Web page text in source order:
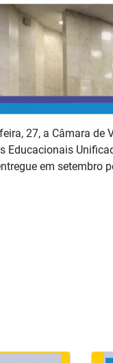
27, a Câmara
Educacionais
em setembro